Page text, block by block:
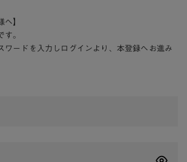
へ】
す。
ワードを入力しログインより、本登録へお進み